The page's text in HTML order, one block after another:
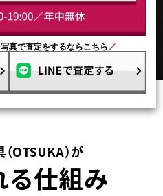
真で査定をするならこちら ／
OTSUKA）が
る仕組み